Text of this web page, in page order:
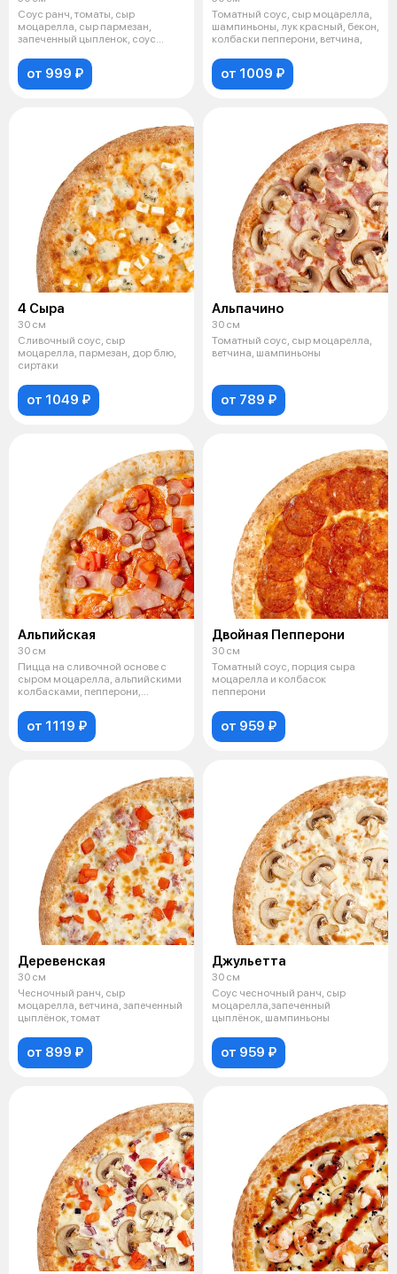
Соус ранч, томаты, сыр
моцарелла, сыр пармезан,
запеченный цыпленок, соус
от 999 ₽
Томатный соус, сыр моцарелла,
шампиньоны, лук красный, бекон,
колбаски пепперони, ветчина,
от 1009 ₽
4 Сыра
30 см
Сливочный соус, сыр
моцарелла, пармезан, дор блю,
сиртаки
от 1049 ₽
Альпачино
30 см
Томатный соус, сыр моцарелла,
ветчина, шампиньоны
от 789 ₽
Альпийская
30 см
Пицца на сливочной основе с
сыром моцарелла, альпийскими
колбасками, пепперони,
от 1119 ₽
Двойная Пепперони
30 см
Томатный соус, порция сыра
моцарелла и колбасок
пепперони
от 959 ₽
Деревенская
30 см
Чесночный ранч, сыр
моцарелла, ветчина, запеченный
цыплёнок, томат
от 899 ₽
Джульетта
30 см
Соус чесночный ранч, сыр
моцарелла,запеченный
цыплёнок, шампиньоны
от 959 ₽